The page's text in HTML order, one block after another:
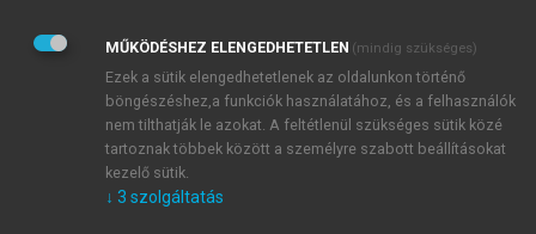
Adatkezelési tájékoztatóbanfoglaltakat tudomásul
veszem és elfogadom.
Általános vásárlási feltételeket, valamint a szotar.netés a
mersz.huoldalak licencszerződéseiben foglaltakat
tudomásul veszem és elfogadom.
KIPRÓBÁLOM
MŰKÖDÉSHEZ ELENGEDHETETLEN (mindig szükséges)
Ezek a sütik elengedhetetlenek az oldalunkon történő
böngészéshez,a funkciók használatához, és a felhasználók
nem tilthatják le azokat. A feltétlenül szükséges sütik közé
tartoznak többek között a személyre szabott beállításokat
kezelő sütik.
↓ 3 szolgáltatás